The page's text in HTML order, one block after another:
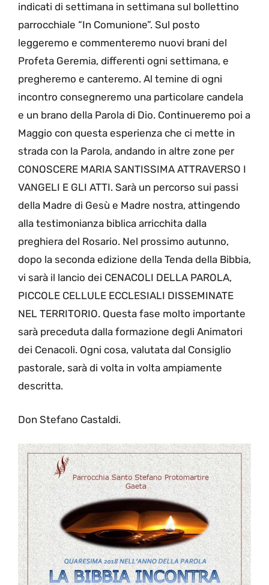
indicati di settimana in settimana sul bollettino
parrocchiale “In Comunione”. Sul posto
leggeremo e commenteremo nuovi brani del
Profeta Geremia, differenti ogni settimana, e
pregheremo e canteremo. Al temine di ogni
incontro consegneremo una particolare candela
e un brano della Parola di Dio. Continueremo poi a
Maggio con questa esperienza che ci mette in
strada con la Parola, andando in altre zone per
CONOSCERE MARIA SANTISSIMA ATTRAVERSO I
VANGELI E GLI ATTI. Sarà un percorso sui passi
della Madre di Gesù e Madre nostra, attingendo
alla testimonianza biblica arricchita dalla
preghiera del Rosario. Nel prossimo autunno,
dopo la seconda edizione della Tenda della Bibbia,
vi sarà il lancio dei CENACOLI DELLA PAROLA,
PICCOLE CELLULE ECCLESIALI DISSEMINATE
NEL TERRITORIO. Questa fase molto importante
sarà preceduta dalla formazione degli Animatori
dei Cenacoli. Ogni cosa, valutata dal Consiglio
pastorale, sarà di volta in volta ampiamente
descritta.
Don Stefano Castaldi.